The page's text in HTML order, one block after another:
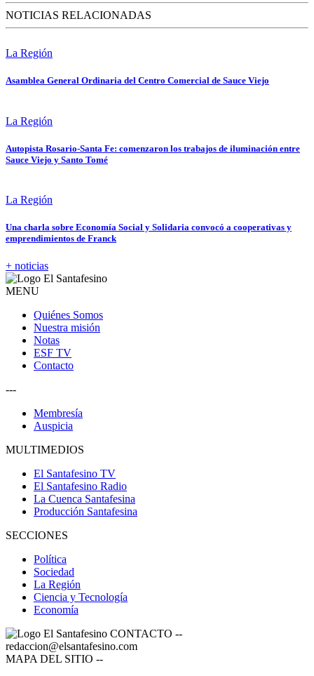
NOTICIAS RELACIONADAS
La Región
Asamblea General Ordinaria del Centro Comercial de Sauce Viejo
La Región
Autopista Rosario-Santa Fe: comenzaron los trabajos de iluminación entre
Sauce Viejo y Santo Tomé
La Región
Una charla sobre Economía Social y Solidaria convocó a cooperativas y
emprendimientos de Franck
+ noticias
MENU
Quiénes Somos
Nuestra misión
Notas
ESF TV
Contacto
---
Membresía
Auspicia
MULTIMEDIOS
El Santafesino TV
El Santafesino Radio
La Cuenca Santafesina
Producción Santafesina
SECCIONES
Política
Sociedad
La Región
Ciencia y Tecnología
Economía
CONTACTO --
redaccion@elsantafesino.com
MAPA DEL SITIO --